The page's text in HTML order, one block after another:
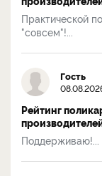
Практической
"совсем"!...
Гость
Рейтинг
Поддерживаю!...